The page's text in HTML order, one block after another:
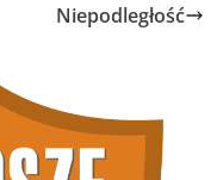
Niepodległość